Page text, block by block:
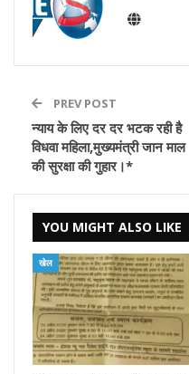
PREV POST
न्याय के लिए दर दर भटक रही है
विधवा महिला,मुख्यमंत्री जान माल
की सुरक्षा की गुहार।*
YOU MIGHT ALSO LIKE
खेल